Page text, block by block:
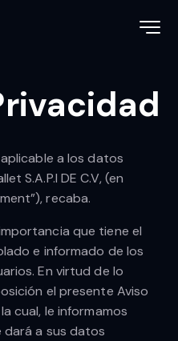
a los datos
S.A.P.I DE C.V, (en
recaba.
que tiene el
e informado de los
En virtud de lo
el presente Aviso
cual, le informamos
a sus datos